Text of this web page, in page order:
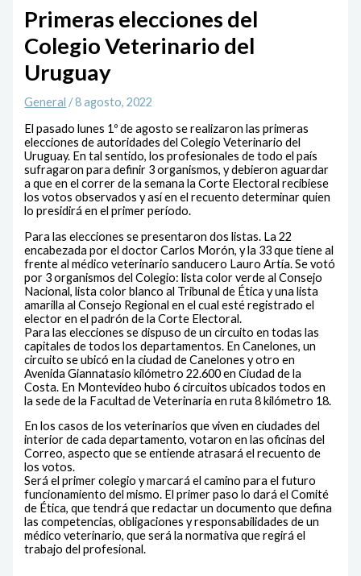
Primeras elecciones del
Colegio Veterinario del
Uruguay
General /8 agosto, 2022
El pasado lunes 1º de agosto se realizaron las primeras
elecciones de autoridades del Colegio Veterinario del
Uruguay. En tal sentido, los profesionales de todo el país
sufragaron para definir 3 organismos, y debieron aguardar
a que en el correr de la semana la Corte Electoral recibiese
los votos observados y así en el recuento determinar quien
lo presidirá en el primer período.
Para las elecciones se presentaron dos listas. La 22
encabezada por el doctor Carlos Morón, y la 33 que tiene al
frente al médico veterinario sanducero Lauro Artía. Se votó
por 3 organismos del Colegio: lista color verde al Consejo
Nacional, lista color blanco al Tribunal de Ética y una lista
amarilla al Consejo Regional en el cual esté registrado el
elector en el padrón de la Corte Electoral.
Para las elecciones se dispuso de un circuito en todas las
capitales de todos los departamentos. En Canelones, un
circuito se ubicó en la ciudad de Canelones y otro en
Avenida Giannatasio kilómetro 22.600 en Ciudad de la
Costa. En Montevideo hubo 6 circuitos ubicados todos en
la sede de la Facultad de Veterinaria en ruta 8 kilómetro 18.
En los casos de los veterinarios que viven en ciudades del
interior de cada departamento, votaron en las oficinas del
Correo, aspecto que se entiende atrasará el recuento de
los votos.
Será el primer colegio y marcará el camino para el futuro
funcionamiento del mismo. El primer paso lo dará el Comité
de Ética, que tendrá que redactar un documento que defina
las competencias, obligaciones y responsabilidades de un
médico veterinario, que será la normativa que regirá el
trabajo del profesional.